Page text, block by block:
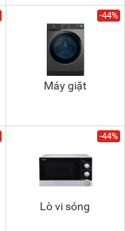
-44%
Máy giặt
-44%
Lò vi sóng